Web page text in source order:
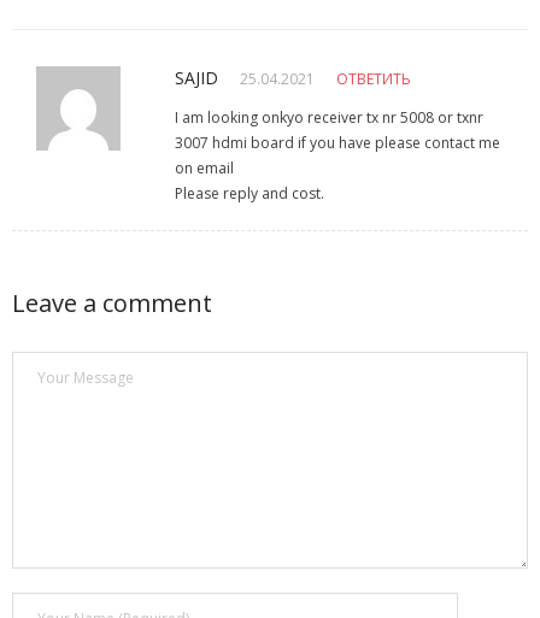
апгрейде
- Последствия любительской установки Bluetooth модуля.
Реальный случай
- Аудиосистема для открытой площадки. Секреты
- Конфигурирование и настройка акустических систем для
- Улучшаем звучание — подготовка помещения для
Cart (0Items)
SAJID 25.04.2021
ОТВЕТИТЬ
I am looking onkyo receiver tx nr 5008 or txnr
3007 hdmi board if you have please contact me
on email
Please reply and cost.
Leave a comment